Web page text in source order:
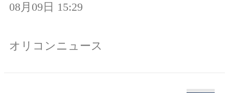
08月09日 15:29
オリコンニュース